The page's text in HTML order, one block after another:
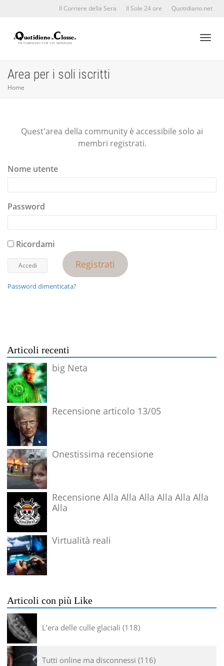
Il Corriere della Sera Il Sole 24 ore Quotidiano.net
Area per i soli iscritti
Home
Quest'area della community è accessibile solo ai
membri registrati.
Nome utente
Password
Ricordami
Registrati
Password dimenticata?
Articoli recenti
big Neta
Recensione articolo 13/05
Onestissima recensione
Recensione Alla Alla Alla Alla Alla Alla
Alla
Virtualità reali
Articoli con più Like
L’era delle culle glaciali 118
Tutti online ma disconnessi 116